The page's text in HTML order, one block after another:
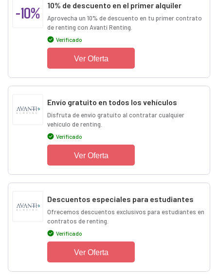
-10% 10% de descuento en el primer alquiler
Aprovecha un 10% de descuento en tu primer contrato
de renting con Avanti Renting.
Verificado
Ver Oferta
Envío gratuito en todos los vehículos
Disfruta de envío gratuito al contratar cualquier
vehículo de renting.
Verificado
Ver Oferta
Descuentos especiales para estudiantes
Ofrecemos descuentos exclusivos para estudiantes en
contratos de renting.
Verificado
Ver Oferta